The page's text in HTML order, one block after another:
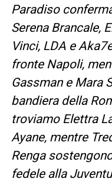
Paradiso
Serena Brancale,
Vinci, LDA e
fronte Napoli,
Gassman e Mara
bandiera della
troviamo Elettra
Ayane, mentre
Renga
fedele alla